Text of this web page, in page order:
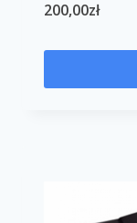
200,00zł